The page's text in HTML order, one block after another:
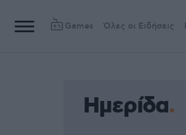
Games Όλες οι Ειδήσεις
Ημερίδα